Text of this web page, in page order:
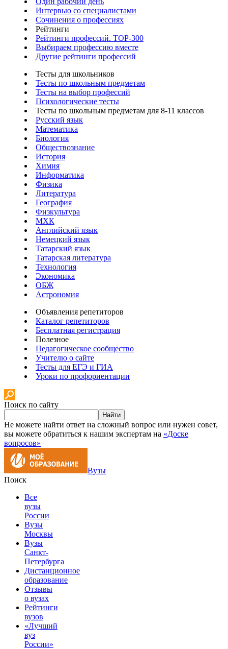
Интервью со специалистами
Сочинения о профессиях
Рейтинги
Рейтинги профессий. TOP-300
Выбираем профессию вместе
Другие рейтинги профессий
Тесты для школьников
Тесты по школьным предметам
Тесты на выбор профессий
Психологические тесты
Тесты по школьным предметам для 8-11 классов
Русский язык
Математика
Биология
Обществознание
История
Химия
Информатика
Физика
Литература
География
Физкультура
МХК
Английский язык
Немецкий язык
Татарский язык
Татарская литература
Технология
Экономика
ОБЖ
Астрономия
Объявления репетиторов
Каталог репетиторов
Бесплатная регистрация
Полезное
Педагогическое сообщество
Учителю о сайте
Тесты для ЕГЭ и ГИА
Уроки по профориентации
Поиск по сайту
Найти
Не можете найти ответ на сложный вопрос или нужен совет,
вы можете обратиться к нашим экспертам на «Доске
вопросов»
Вузы
Поиск
Все
вузы
России
Вузы
Москвы
Вузы
Санкт-
Петербурга
Дистанционное
образование
Отзывы
о вузах
Рейтинги
вузов
«Лучший
вуз
России»